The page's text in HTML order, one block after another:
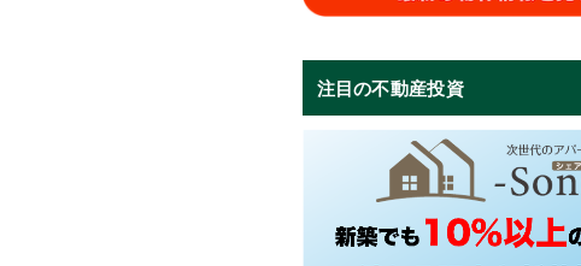
注目の不動産投資